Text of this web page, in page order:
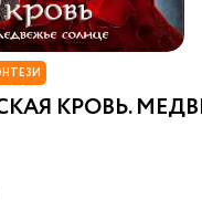
КРОВЬ.